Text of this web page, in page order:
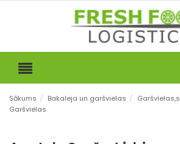
Sākums / Bakaleja un garšvielas /
Garšvielas